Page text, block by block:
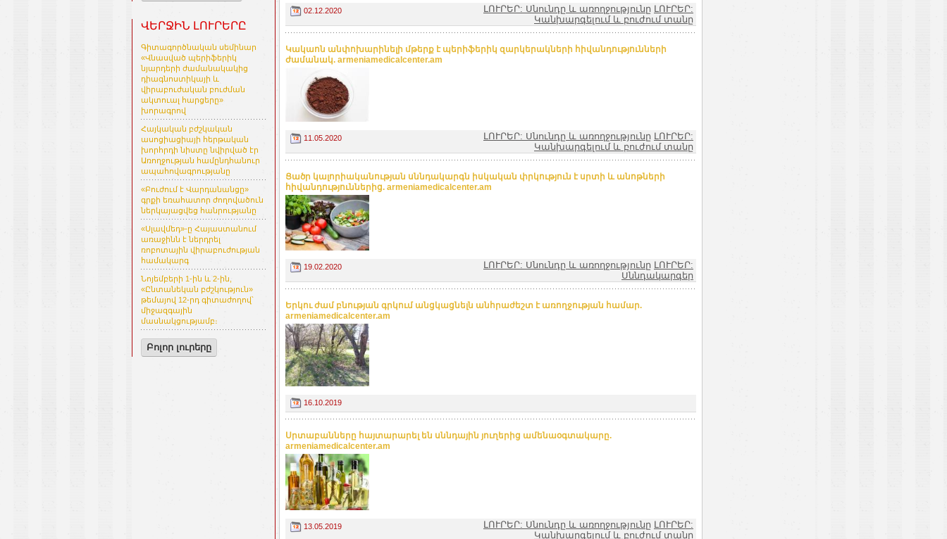
ՎԵՐՋԻՆ ԼՈՒՐԵՐԸ
Գիտագործնական սեմինար
«Վնասված պերիֆերիկ
նյարդերի ժամանակակից
դիագնոստիկայի և
վիրաբուժական բուժման
ակտուալ հարցերը»
խորագրով
Հայկական բժշկական
ասոցիացիայի հերթական
խորհրդի նիստը նվիրված էր
Առողջության համընդհանուր
ապահովագրությանը
«Բուժում է Վարդանանցը»
գրքի եռահատոր ժողովածուն
ներկայացվեց հանրությանը
«Սլավմեդ»-ը Հայաստանում
առաջինն է ներդրել
ռոբոտային վիրաբուժության
համակարգ
Նոյեմբերի 1-ին և 2-ին,
«Ընտանեկան բժշկություն»
թեմայով 12-րդ գիտաժողով՝
միջազգային
մասնակցությամբ։
Բոլոր լուրերը
02.12.2020 ԼՈՒՐԵՐ: Սնունդը և առողջությունը ԼՈՒՐԵՐ:
Կանխարգելում և բուժում տանը
Կակաոն անփոխարինելի մթերք է պերիֆերիկ զարկերակների հիվանդությունների
ժամանակ. armeniamedicalcenter.am
11.05.2020 ԼՈՒՐԵՐ: Սնունդը և առողջությունը ԼՈՒՐԵՐ:
Կանխարգելում և բուժում տանը
Ցածր կալորիականության սննդակարգն իսկական փրկություն է սրտի և անոթների
հիվանդություններից. armeniamedicalcenter.am
19.02.2020 ԼՈՒՐԵՐ: Սնունդը և առողջությունը ԼՈՒՐԵՐ:
Սննդակարգեր
Երկու ժամ բնության գրկում անցկացնելն անհրաժեշտ է առողջության համար.
armeniamedicalcenter.am
16.10.2019
Սրտաբանները հայտարարել են սննդային յուղերից ամենաօգտակարը.
armeniamedicalcenter.am
13.05.2019 ԼՈՒՐԵՐ: Սնունդը և առողջությունը ԼՈՒՐԵՐ:
Կանխարգելում և բուժում տանը